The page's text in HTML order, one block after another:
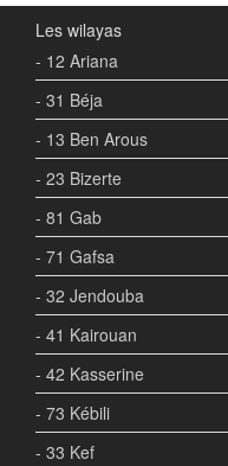
Les wilayas
- 12 Ariana
- 31 Béja
- 13 Ben Arous
- 23 Bizerte
- 81 Gab
- 71 Gafsa
- 32 Jendouba
- 41 Kairouan
- 42 Kasserine
- 73 Kébili
- 33 Kef